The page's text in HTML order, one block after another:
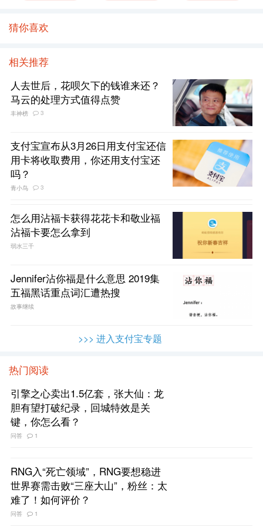
猜你喜欢
相关推荐
人去世后，花呗欠下的钱谁来还？
马云的处理方式值得点赞
丰神榜 3
支付宝宣布从3月26日用支付宝还信
用卡将收取费用，你还用支付宝还
吗？
青小鸟 3
怎么用沾福卡获得花花卡和敬业福
沾福卡要怎么拿到
弱水三千
Jennifer沾你福是什么意思 2019集
五福黑话重点词汇遭热搜
故事继续
>>> 进入支付宝专题
热门阅读
引擎之心卖出1.5亿套，张大仙：龙
胆有望打破纪录，回城特效是关
键，你怎么看？
问答 1
RNG入“死亡领域”，RNG要想稳进
世界赛需击败“三座大山”，粉丝：太
难了！如何评价？
问答 1